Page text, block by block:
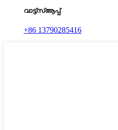
വാട്ട്‌സ്ആപ്പ്
+86 13790285416